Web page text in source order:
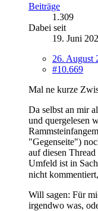
Beiträge
1.309
Dabei seit
19. Juni
26. August
#10.669
Mal ne kurze
Da selbst an mir
und quergelesen
"Gegenseite")
auf diesen
Umfeld ist in
nicht
Will sagen: Für
irgendwo was,